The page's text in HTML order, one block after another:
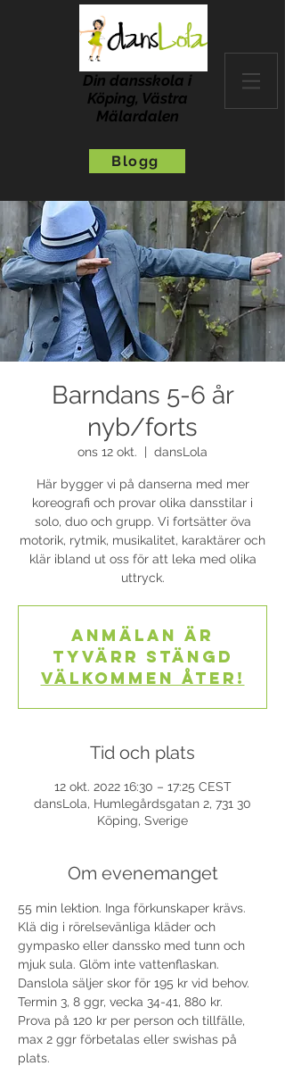
Din dansskola i
Köping, Västra
Mälardalen
Blogg
Barndans 5-6 år
nyb/forts
ons 12 okt. dansLola
Här bygger vi på danserna med mer
koreografi och provar olika dansstilar i
solo, duo och grupp. Vi fortsätter öva
motorik, rytmik, musikalitet, karaktärer och
klär ibland ut oss för att leka med olika
uttryck.
Anmälan är
tyvärr stängd
Välkommen åter!
Tid och plats
12 okt. 2022 16:30 – 17:25 CEST
dansLola, Humlegårdsgatan 2, 731 30
Köping, Sverige
Om evenemanget
55 min lektion. Inga förkunskaper krävs.
Klä dig i rörelsevänliga kläder och
gympasko eller danssko med tunn och
mjuk sula. Glöm inte vattenflaskan.
Danslola säljer skor för 195 kr vid behov.
Termin 3, 8 ggr, vecka 34-41, 880 kr.
Prova på 120 kr per person och tillfälle,
max 2 ggr förbetalas eller swishas på
plats.